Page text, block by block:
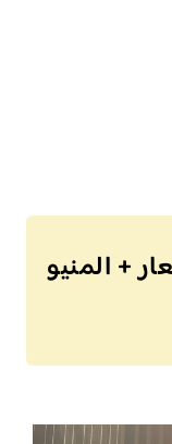
+ المنيو